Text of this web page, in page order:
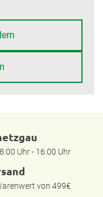
Uhr - 16:00 Uhr
von 499€